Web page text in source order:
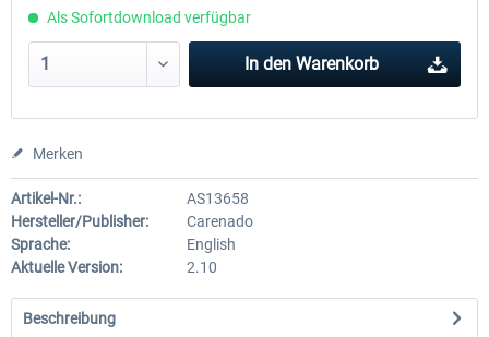
Als Sofortdownload verfügbar
In den Warenkorb
Merken
Artikel-Nr.:
AS13658
Hersteller/Publisher:
Carenado
Sprache:
English
Aktuelle Version:
2.10
Beschreibung